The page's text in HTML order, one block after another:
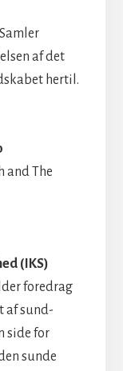
af det
hertil.
and The
(IKS)
foredrag
af sund-
side for
sunde